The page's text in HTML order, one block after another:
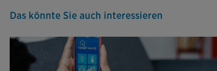
Das könnte Sie auch interessieren